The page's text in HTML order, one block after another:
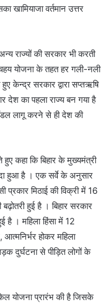
वर्तमान उत्तर
राज्यों की सरकार भी करती
योजना के तहत हर गली-नली
केन्द्र सरकार द्वारा सप्तऋषि
देश का पहला राज्य बन गया है
लागू करने से ही देश की
कहा कि बिहार के मुख्यमंत्री
हुआ है । एक सर्वे के अनुसार
प्रकार मिठाई की विक्री में 16
हुई है । बिहार सरकार
है । महिला हिंसा में 12
होकर महिला
दुर्घटना से पीड़ित लोगों के
योजना प्रारंभ की है जिसके